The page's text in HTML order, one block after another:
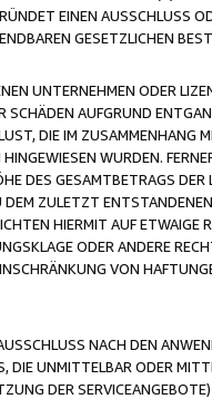
EINEN AUSSCHLUSS
GESETZLICHEN
UNTERNEHMEN ODER
SCHÄDEN AUFGRUND
DIE IM ZUSAMMENHANG
WURDEN.
DES GESAMTBETRAGS
ZULETZT
HIERMIT AUF
ODER ANDERE
VON
NACH DEN
DIE UNMITTELBAR ODER
DER